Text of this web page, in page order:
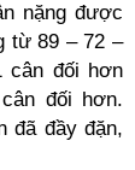
nặng được
từ 89 – 72 –
cân đối hơn
đối hơn.
đã đầy đặn,